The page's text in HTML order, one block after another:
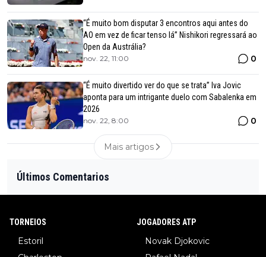
“É muito bom disputar 3 encontros aqui antes do
AO em vez de ficar tenso lá” Nishikori regressará ao
Open da Austrália?
nov. 22, 11:00 0
“É muito divertido ver do que se trata” Iva Jovic
aponta para um intrigante duelo com Sabalenka em
2026
nov. 22, 8:00 0
Mais artigos
Últimos Comentarios
TORNEIOS
Estoril
JOGADORES ATP
Novak Djokovic